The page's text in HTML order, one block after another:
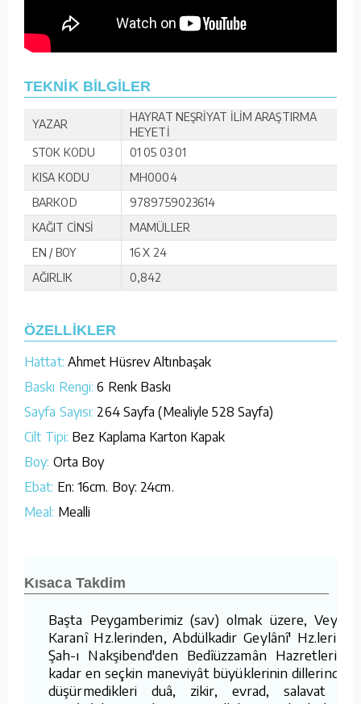
TEKNİK BİLGİLER
YAZAR
HAYRAT NEŞRİYAT İLİM ARAŞTIRMA
HEYETİ
STOK KODU
01 05 03 01
KISA KODU
MH0004
BARKOD
9789759023614
KAĞIT CİNSİ
MAMÜLLER
EN / BOY
16 X 24
AĞIRLIK
0,842
ÖZELLİKLER
Hattat: Ahmet Hüsrev Altınbaşak
Baskı Rengi: 6 Renk Baskı
Sayfa Sayısı: 264 Sayfa (Mealiyle 528 Sayfa)
Cilt Tipi: Bez Kaplama Karton Kapak
Boy: Orta Boy
Ebat: En: 16cm. Boy: 24cm.
Meal: Mealli
Kısaca Takdim
Başta Peygamberimiz (sav) olmak üzere, Veysel
Karanî Hz.lerinden, Abdülkadir Geylânî' Hz.lerine,
Şah-ı Nakşibend'den Bedîüzzamân Hazretleri'ne
kadar en seçkin maneviyât büyüklerinin dillerinden
düşürmedikleri duâ, zikir, evrad, salavat ve